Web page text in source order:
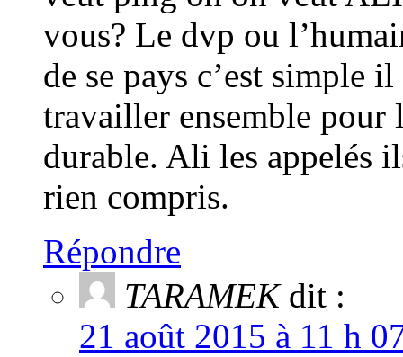
vous? Le dvp ou
de se pays c’est simple
travailler ensemble pour
durable. Ali les appelés
rien compris.
Répondre
TARAMEK dit :
21 août 2015 à 11 h